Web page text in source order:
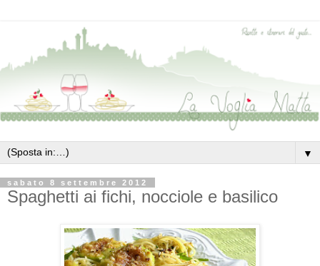
▼
sabato 8 settembre 2012
Spaghetti ai fichi, nocciole e basilico